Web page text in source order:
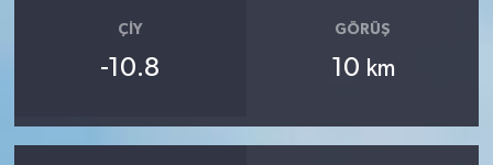
ÇIY
-10.8
GÖRÜŞ
10 km